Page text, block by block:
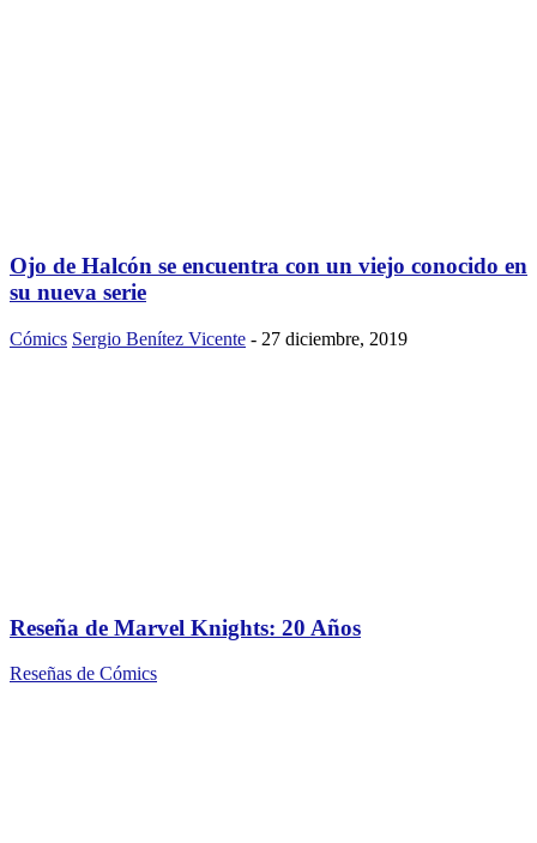
Ojo de Halcón se encuentra con un viejo conocido en
su nueva serie
Cómics Sergio Benítez Vicente - 27 diciembre, 2019
Reseña de Marvel Knights: 20 Años
Reseñas de Cómics